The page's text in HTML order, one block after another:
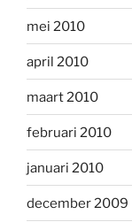
mei 2010
april 2010
maart 2010
februari 2010
januari 2010
december 2009